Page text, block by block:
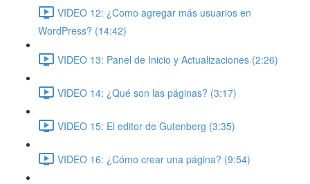
VIDEO 12: ¿Como agregar más usuarios en
WordPress? (14:42)
VIDEO 13: Panel de Inicio y Actualizaciones (2:26)
VIDEO 14: ¿Qué son las páginas? (3:17)
VIDEO 15: El editor de Gutenberg (3:35)
VIDEO 16: ¿Cómo crear una página? (9:54)